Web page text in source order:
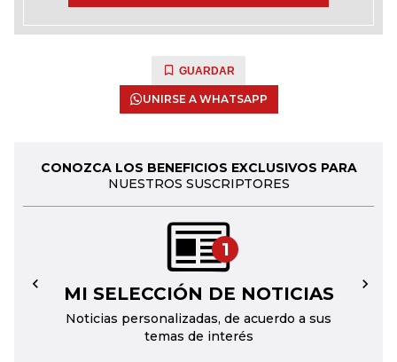
GUARDAR
UNIRSE A WHATSAPP
CONOZCA LOS BENEFICIOS EXCLUSIVOS PARA
NUESTROS SUSCRIPTORES
1
MI SELECCIÓN DE NOTICIAS
Noticias personalizadas, de acuerdo a sus
temas de interés
← →